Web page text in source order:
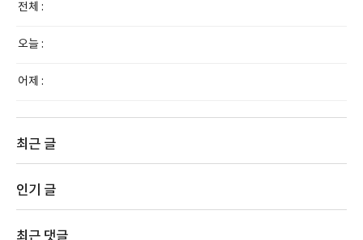
전체 :
오늘 :
어제 :
최근 글
인기 글